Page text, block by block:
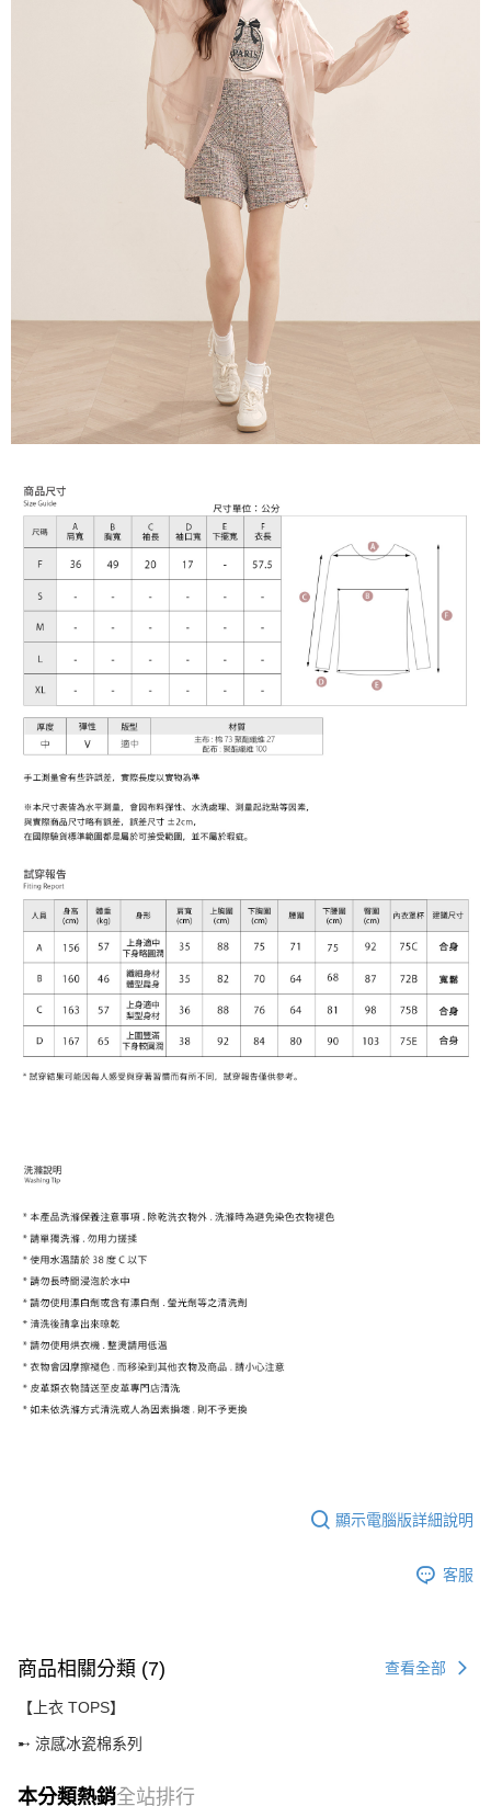
顯示電腦版詳細說明
客服
商品相關分類 (7) 查看全部
【上衣 TOPS】
➸ 涼感冰瓷棉系列
本分類熱銷全站排行